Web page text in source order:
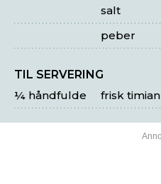
salt
peber
TIL SERVERING
frisk timian
¼ håndfulde